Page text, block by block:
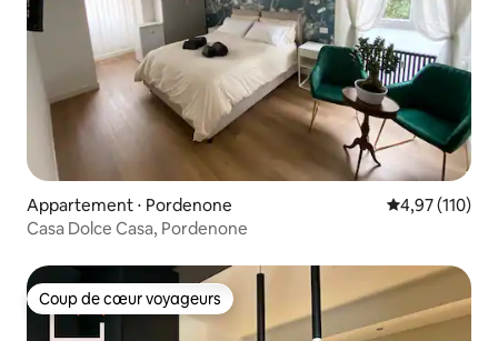
Appartement ⋅ Pordenone Évaluation
4,97 (110)
Casa Dolce Casa, Pordenone
Coup de cœur voyageurs
Coup de cœur voyageurs